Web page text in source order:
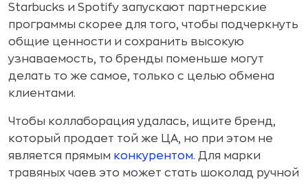
Starbucks и Spotify запускают партнерские
программы скорее для того, чтобы подчеркнуть
общие ценности и сохранить высокую
узнаваемость, то бренды поменьше могут
делать то же самое, только с целью обмена
клиентами.
Чтобы коллаборация удалась, ищите бренд,
который продает той же ЦА, но при этом не
является прямым конкурентом. Для марки
травяных чаев это может стать шоколад ручной